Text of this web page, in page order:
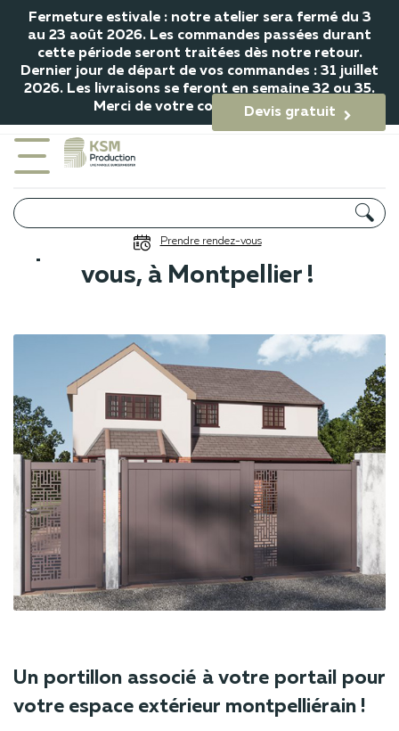
Fermeture estivale : notre atelier sera fermé du 3
au 23 août 2026. Les commandes passées durant
cette période seront traitées dès notre retour.
Dernier jour de départ de vos commandes : 31 juillet
2026. Les livraisons se feront en semaine 32 ou 35.
Merci de votre compréhension.

Prendre rendez-vous
Associez votre portail avec un
portillon ou une clôture chez
vous, à Montpellier !
Un portillon associé à votre portail pour
votre espace extérieur montpelliérain !
Devis gratuit